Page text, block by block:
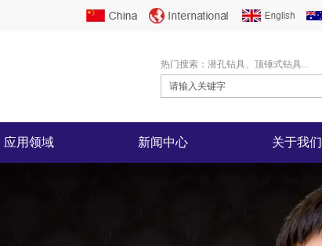
热门搜索：潜孔钻具、顶锤式钻具...
应用领域 新闻中心 关于我们